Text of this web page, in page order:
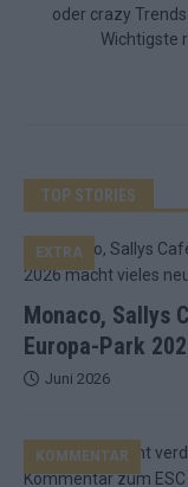
oder crazy
Wichtigste
TOP STORIES
Monaco, Sallys
Europa-Park
EXTRA
Juni 2026
KOMMENTAR